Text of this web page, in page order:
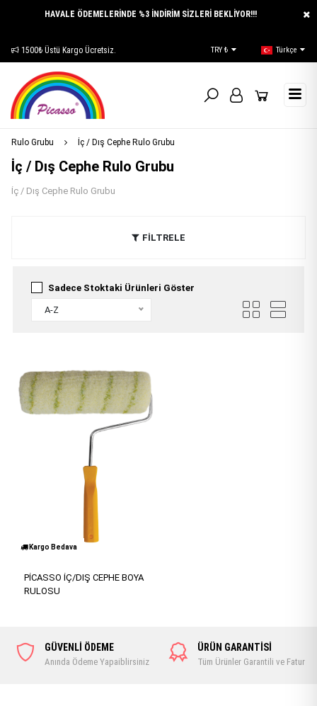
HAVALE ÖDEMELERİNDE %3 İNDİRİM SİZLERİ BEKLİYOR!!!
1500₺ Üstü Kargo Ücretsiz. TRY ₺ Türkçe
Rulo Grubu İç / Dış Cephe Rulo Grubu
İç / Dış Cephe Rulo Grubu
İç / Dış Cephe Rulo Grubu
FİLTRELE
Sadece Stoktaki Ürünleri Göster
A-Z
Kargo Bedava
PİCASSO İÇ/DIŞ CEPHE BOYA
RULOSU
GÜVENLİ ÖDEME
Anında Ödeme Yapaiblirsiniz
ÜRÜN GARANTİSİ
Tüm Ürünler Garantili ve Faturalı